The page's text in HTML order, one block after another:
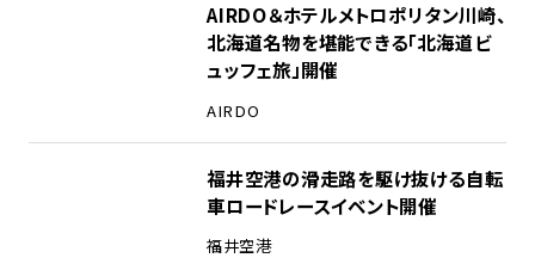
AIRDO＆ホテルメトロポリタン川崎、
北海道名物を堪能できる「北海道ビ
ュッフェ旅」開催
AIRDO
福井空港の滑走路を駆け抜ける自転
車ロードレースイベント開催
福井空港